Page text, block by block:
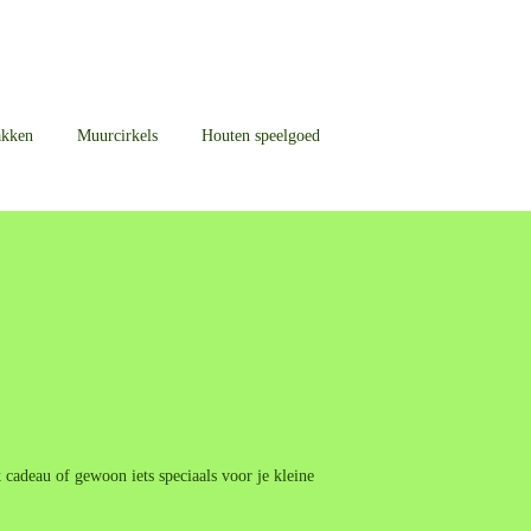
Muurcirkels
Houten speelgoed
of gewoon iets speciaals voor je kleine